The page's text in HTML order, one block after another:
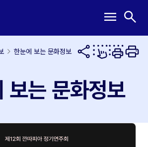
메
열
기
menu 검
열
기
search
한눈에 보는 문화정보
보는 문화정보